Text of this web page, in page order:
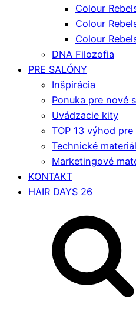
Colour
Colour
Colour
DNA Filozofia
PRE SALÓNY
Inšpirácia
Ponuka pre nové
Uvádzacie kity
TOP 13 výhod
Technické
Marketingové
KONTAKT
HAIR DAYS 26